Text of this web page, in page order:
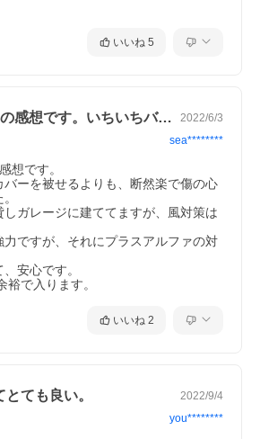
いいね 5
感想です。いちいちバ… 2022/6/3
sea********
想です。
バーを被せるよりも、断然楽で傷の心
ガレージに建ててますが、風対策は
ですが、それにプラスアルファの対
安心です。
で入ります。
いいね 2
ても良い。 2022/9/4
you********